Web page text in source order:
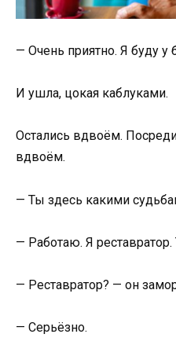
— Очень приятно. Я буду у
И ушла, цокая каблуками.
Остались вдвоём.
вдвоём.
— Ты здесь какими
— Работаю. Я реставратор.
— Реставратор? — он
— Серьёзно.